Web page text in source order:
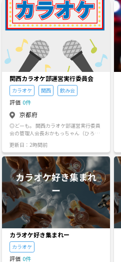
「楽しい」は無限大！どんなことして遊
ぶ？ みんなでワイワイ盛り上がれる企画
を、毎月たくさん用意しています！ * ボ
ードゲーム＆ポケカ三昧: 初心者さん、大
歓迎！初めてでも大丈夫、みんなでルー
ルを覚えながら、時間を忘れて盛り上が
っちゃいましょう！ * 気軽に飲み会: 美味
しいお酒を片手に、仕事や趣味の話で盛
り上がったり、くだらない話で爆笑した
り。最高の息抜きタイムを！ * アウトド
アでリフレッシュ: 琵琶湖のほとりでBB
Q、紅葉が美しい山でハイキング…四季
折々の自然を満喫しながら、心も体もリ
フレッシュ！ * 熱唱カラオケ会: 日頃のス
トレスは、マイクを握って大熱唱で吹き
飛ばそう！十八番から最新ヒット曲ま
で、歌って踊って最高の気分に！ * 京
都・滋賀の魅力再発見: 定番の観光名所か
ら、地元の人だけが知る隠れた名店ま
で、みんなで探検して新しい発見を！あ
なたの「行ってみたい！」も聞かせてく
ださいね。 「こんなことしてみたい！」
というあなたのアイデアも、どんどん教
えてください！みんなで形にしていきま
しょう！ いつ活動してるの？ * 土日を中
心に、みんなが集まりやすい時間を選ん
で開催します。 * お仕事帰りにもサクッ
と参加できる平日の夜のイベントも充
実！ * たまには平日のお昼に、まったり
カフェ会なんて日も。 あなたのライフス
タイルに合わせて、気軽に遊びに来てく
ださいね！ 参加にあたってのお願い * こ
のサークルは、みんなで「友達」を作る
場所です。お互いを尊重し、気持ちよく
と思います。 ●開催日時（月１回目指し
ています！) 1、サークルのコメント欄や
メッセージ、その他の方法で僕に開催希
望日時をお伝え頂ければ、友人と日程調
REEN APPLE LISA ado マクロスFとΔ SPY
AIR Offical髭男dism King Gnu シド Kalafi
na 鈴木このみ ラブライブシリーズ など
関西カラオケ部運営実行委員会
カラオケ 関西 飲み会
評価 0件
京都府
◎どーも。 関西カラオケ部運営実行委員
会の管理人会長おかもっちゃん（ひろし
ニティサークル関西カラオケ友のクラブ
（関西カラオケ部)運営実行委員会のサー
クルの案内等に付いて。 「◎サークルの
案内等に付いて。」 ※ 管理人会長おかも
っちゃん（ひろしくん)の趣味のカラオケ
同じ趣味の仲間と集う会として、新しく
立ち上げました。 ※2026年令和8年8/1
日（土曜日)スタートだょ。 ※関西社会人
カラオケコミュニティサークル関西カラ
オケ友の会クラブ（関西カラオケ部)運営
実行委員会では、関西（滋賀県エリア等
や、京都エリア等や、大阪エリア等)エリ
ア等を中心に活動する関西社会人カラオ
ケコミュニティサークルです。 「◎サー
クル活動内容に付いて。」 ※主な活動内
更新日：2時間前
カラオケ好き集まれー
カラオケ
評価 0件